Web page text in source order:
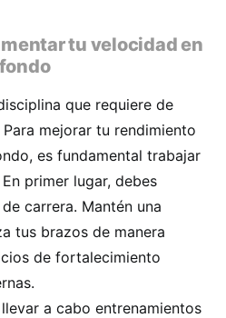
tu velocidad en
que requiere de
mejorar tu rendimiento
es fundamental trabajar
primer lugar, debes
carrera. Mantén una
tus brazos de manera
de fortalecimiento
a cabo entrenamientos